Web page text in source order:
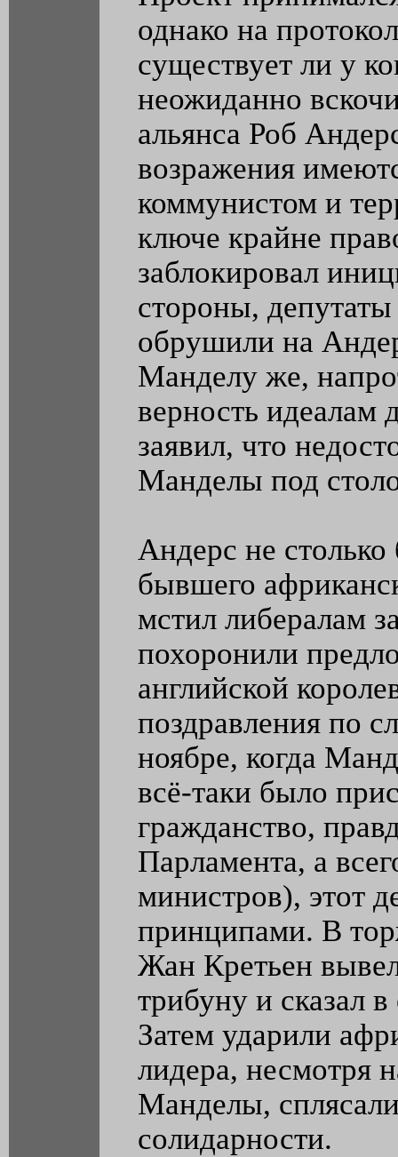
однако на
существует ли у
неожиданно
альянса Роб
возражения
коммунистом и
ключе крайне
заблокировал
стороны,
обрушили на
Манделу же,
верность идеалам
заявил, что
Манделы под
Андерс не
бывшего
мстил либералам
похоронили
английской
поздравления по
ноябре, когда
всё-таки было
гражданство,
Парламента, а
министров), этот
принципами. В
Жан Кретьен
трибуну и сказал
Затем ударили
лидера, несмотря
Манделы,
солидарности.